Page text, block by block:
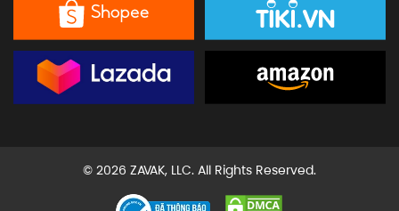
© 2026 ZAVAK, LLC. All Rights Reserved.